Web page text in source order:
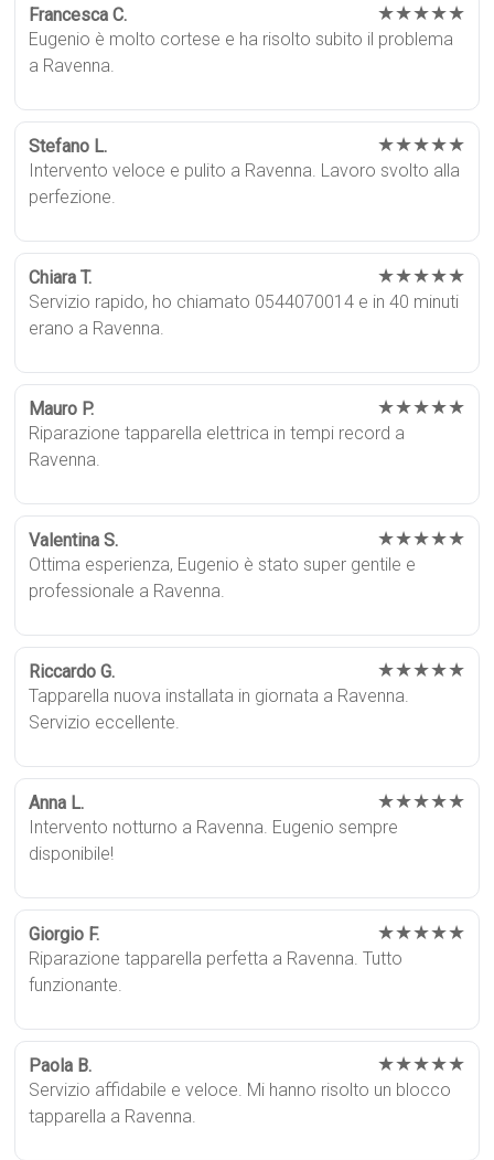
Francesca C. ★★★★★
Eugenio è molto cortese e ha risolto subito il problema
a Ravenna.
Stefano L. ★★★★★
Intervento veloce e pulito a Ravenna. Lavoro svolto alla
perfezione.
Chiara T. ★★★★★
Servizio rapido, ho chiamato 0544070014 e in 40 minuti
erano a Ravenna.
Mauro P. ★★★★★
Riparazione tapparella elettrica in tempi record a
Ravenna.
Valentina S. ★★★★★
Ottima esperienza, Eugenio è stato super gentile e
professionale a Ravenna.
Riccardo G. ★★★★★
Tapparella nuova installata in giornata a Ravenna.
Servizio eccellente.
Anna L. ★★★★★
Intervento notturno a Ravenna. Eugenio sempre
disponibile!
Giorgio F. ★★★★★
Riparazione tapparella perfetta a Ravenna. Tutto
funzionante.
Paola B. ★★★★★
Servizio affidabile e veloce. Mi hanno risolto un blocco
tapparella a Ravenna.